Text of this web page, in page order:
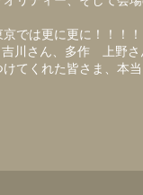
では更に更に！！！！
さん、多作 上野さ
てくれた皆さま、本